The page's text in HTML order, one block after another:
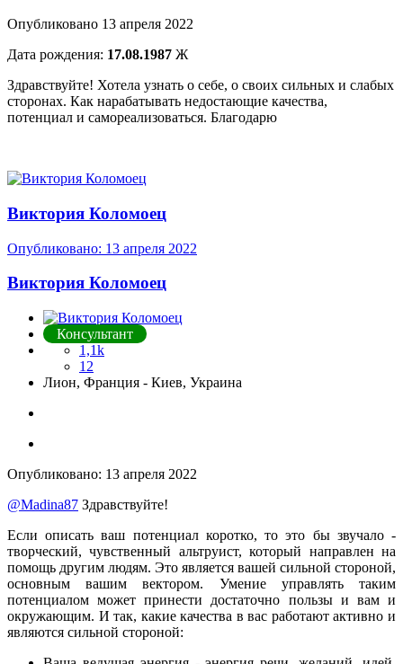
Опубликовано 13 апреля 2022
Дата рождения: 17.08.1987 Ж
Здравствуйте! Хотела узнать о себе, о своих сильных и слабых
сторонах. Как нарабатывать недостающие качества,
потенциал и самореализоваться. Благодарю
Виктория Коломоец
Опубликовано: 13 апреля 2022
Виктория Коломоец
Консультант
1,1k
12
Лион, Франция - Киев, Украина
Опубликовано: 13 апреля 2022
@Madina87 Здравствуйте!
Если описать ваш потенциал коротко, то это бы звучало -
творческий, чувственный альтруист, который направлен на
помощь другим людям. Это является вашей сильной стороной,
основным вашим вектором. Умение управлять таким
потенциалом может принести достаточно пользы и вам и
окружающим. И так, какие качества в вас работают активно и
являются сильной стороной: